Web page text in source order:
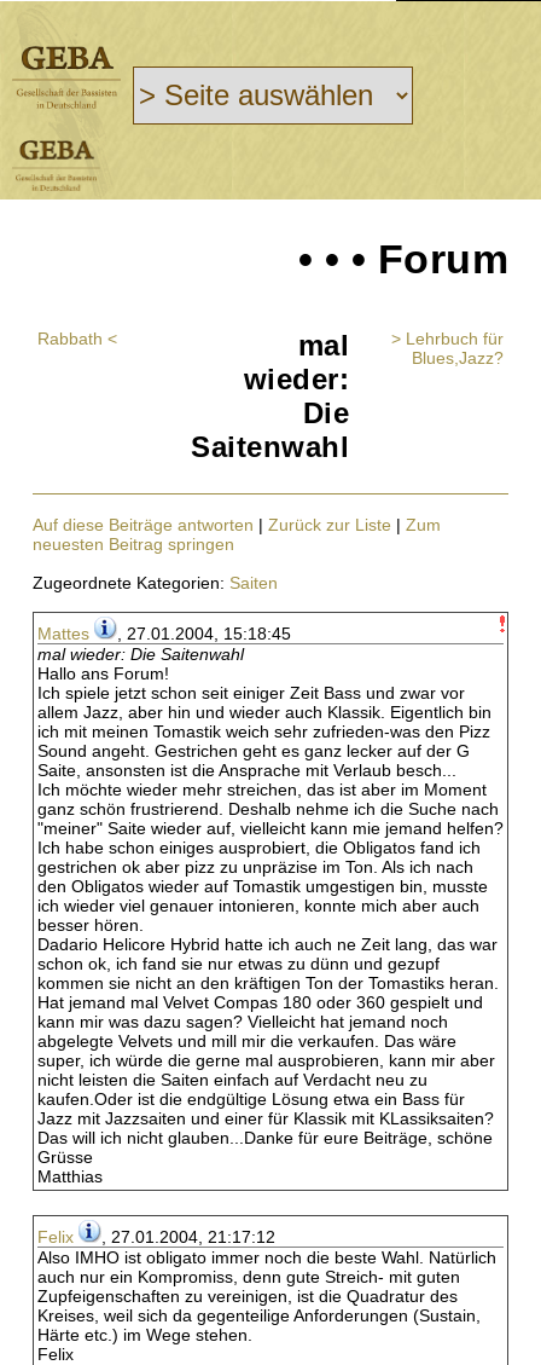
• • • Forum
Rabbath <
mal
wieder:
Die
Saitenwahl
> Lehrbuch für
Blues,Jazz?
Auf diese Beiträge antworten | Zurück zur Liste | Zum
neuesten Beitrag springen
Zugeordnete Kategorien: Saiten
Mattes
, 27.01.2004, 15:18:45
mal wieder: Die Saitenwahl
Hallo ans Forum!
Ich spiele jetzt schon seit einiger Zeit Bass und zwar vor
allem Jazz, aber hin und wieder auch Klassik. Eigentlich bin
ich mit meinen Tomastik weich sehr zufrieden-was den Pizz
Sound angeht. Gestrichen geht es ganz lecker auf der G
Saite, ansonsten ist die Ansprache mit Verlaub besch...
Ich möchte wieder mehr streichen, das ist aber im Moment
ganz schön frustrierend. Deshalb nehme ich die Suche nach
"meiner" Saite wieder auf, vielleicht kann mie jemand helfen?
Ich habe schon einiges ausprobiert, die Obligatos fand ich
gestrichen ok aber pizz zu unpräzise im Ton. Als ich nach
den Obligatos wieder auf Tomastik umgestigen bin, musste
ich wieder viel genauer intonieren, konnte mich aber auch
besser hören.
Dadario Helicore Hybrid hatte ich auch ne Zeit lang, das war
schon ok, ich fand sie nur etwas zu dünn und gezupf
kommen sie nicht an den kräftigen Ton der Tomastiks heran.
Hat jemand mal Velvet Compas 180 oder 360 gespielt und
kann mir was dazu sagen? Vielleicht hat jemand noch
abgelegte Velvets und mill mir die verkaufen. Das wäre
super, ich würde die gerne mal ausprobieren, kann mir aber
nicht leisten die Saiten einfach auf Verdacht neu zu
kaufen.Oder ist die endgültige Lösung etwa ein Bass für
Jazz mit Jazzsaiten und einer für Klassik mit KLassiksaiten?
Das will ich nicht glauben...Danke für eure Beiträge, schöne
Grüsse
Matthias
Felix
, 27.01.2004, 21:17:12
Also IMHO ist obligato immer noch die beste Wahl. Natürlich
auch nur ein Kompromiss, denn gute Streich- mit guten
Zupfeigenschaften zu vereinigen, ist die Quadratur des
Kreises, weil sich da gegenteilige Anforderungen (Sustain,
Härte etc.) im Wege stehen.
Felix